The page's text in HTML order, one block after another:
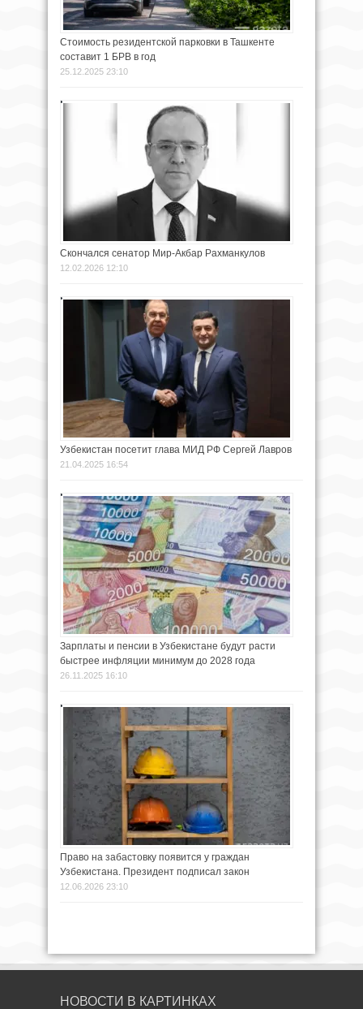
Стоимость резидентской парковки в Ташкенте
составит 1 БРВ в год
25.12.2025 23:10
Скончался сенатор Мир-Акбар Рахманкулов
12.02.2026 12:10
Узбекистан посетит глава МИД РФ Сергей Лавров
21.04.2025 16:54
Зарплаты и пенсии в Узбекистане будут расти
быстрее инфляции минимум до 2028 года
26.11.2025 16:10
Право на забастовку появится у граждан
Узбекистана. Президент подписал закон
12.06.2026 23:10
НОВОСТИ В КАРТИНКАХ